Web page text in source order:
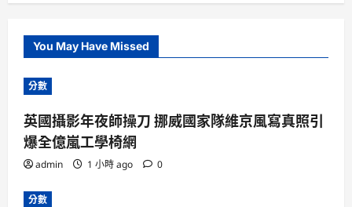
You May Have Missed
分數
英國攝影年夜師操刀 挪威國家隊維京風寫真照引
爆全億嵐工學椅網
admin 1 小時 ago 0
分數